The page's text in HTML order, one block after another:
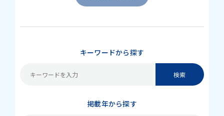
キーワードから探す
掲載年から探す